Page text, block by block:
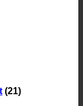
(21)